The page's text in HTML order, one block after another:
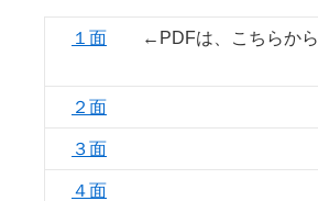
１面 ←PDFは、こちらから
２面
３面
４面